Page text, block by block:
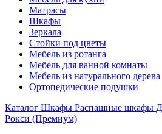
Матрасы
Шкафы
Зеркала
Стойки под цветы
Мебель из ротанга
Мебель для ванной комнаты
Мебель из натурального дерева
Ортопедические подушки
Каталог Шкафы Распашные шкафы
Рокси (Премиум)